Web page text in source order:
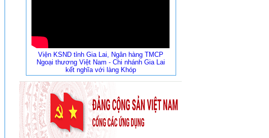
Viện KSND tỉnh Gia Lai, Ngân hàng TMCP
Ngoại thương Việt Nam - Chi nhánh Gia Lai
kết nghĩa với làng Khóp